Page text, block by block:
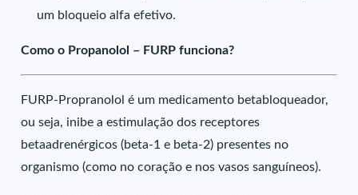
um bloqueio alfa efetivo.
Como o Propanolol – FURP funciona?
FURP-Propranolol é um medicamento betabloqueador,
ou seja, inibe a estimulação dos receptores
betaadrenérgicos (beta-1 e beta-2) presentes no
organismo (como no coração e nos vasos sanguíneos).